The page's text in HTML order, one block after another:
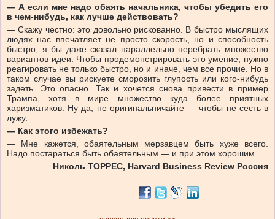
— А если мне надо обаять начальника, чтобы убедить его
в чем-нибудь, как лучше действовать?
— Скажу честно: это довольно рискованно. В быстро мыслящих
людях нас впечатляет не просто скорость, но и способность
быстро, я бы даже сказал параллельно перебрать множество
вариантов идеи. Чтобы продемонстрировать это умение, нужно
реагировать не только быстро, но и иначе, чем все прочие. Но в
таком случае вы рискуете сморозить глупость или кого-нибудь
задеть. Это опасно. Так и хочется снова привести в пример
Трампа, хотя в мире множество куда более приятных
харизматиков. Ну да, не оригинальничайте — чтобы не сесть в
лужу.
— Как этого избежать?
— Мне кажется, обаятельным мерзавцем быть хуже всего.
Надо постараться быть обаятельным — и при этом хорошим.
Николь ТОРРЕС, Harvard Business Review Россия